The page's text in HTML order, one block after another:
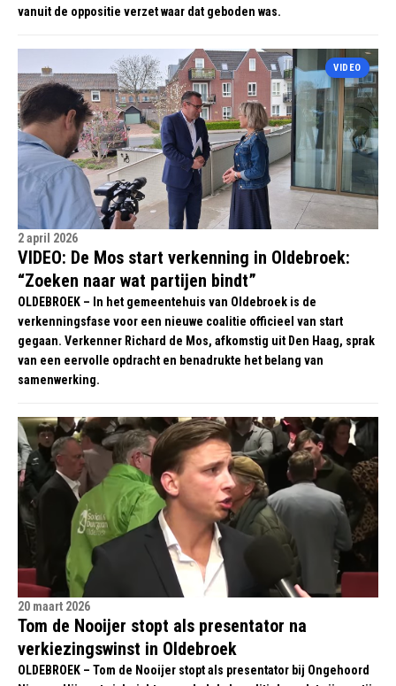
vanuit de oppositie verzet waar dat geboden was.
VIDEO
2 april 2026
VIDEO: De Mos start verkenning in Oldebroek:
“Zoeken naar wat partijen bindt”
OLDEBROEK – In het gemeentehuis van Oldebroek is de
verkenningsfase voor een nieuwe coalitie officieel van start
gegaan. Verkenner Richard de Mos, afkomstig uit Den Haag, sprak
van een eervolle opdracht en benadrukte het belang van
samenwerking.
20 maart 2026
Tom de Nooijer stopt als presentator na
verkiezingswinst in Oldebroek
OLDEBROEK – Tom de Nooijer stopt als presentator bij Ongehoord